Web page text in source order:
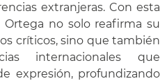
extranjeras. Con esta
no solo reafirma su
críticos, sino que también
internacionales que
expresión, profundizando